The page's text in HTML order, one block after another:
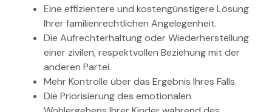
Eine effizientere und kostengünstigere Lösung
Ihrer familienrechtlichen Angelegenheit.
Die Aufrechterhaltung oder Wiederherstellung
einer zivilen, respektvollen Beziehung mit der
anderen Partei.
Mehr Kontrolle über das Ergebnis Ihres Falls.
Die Priorisierung des emotionalen